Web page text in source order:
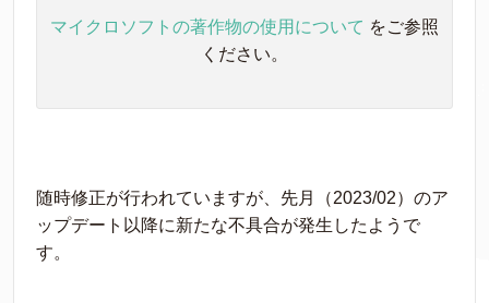
マイクロソフトの著作物の使用について をご参照
ください。
随時修正が行われていますが、先月（2023/02）のア
ップデート以降に新たな不具合が発生したようで
す。